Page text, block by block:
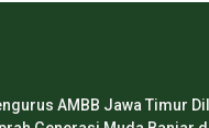
AMBB Jawa Timur